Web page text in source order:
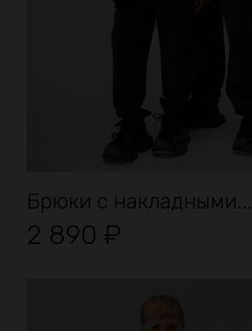
Брюки с накладными...
2 890 ₽